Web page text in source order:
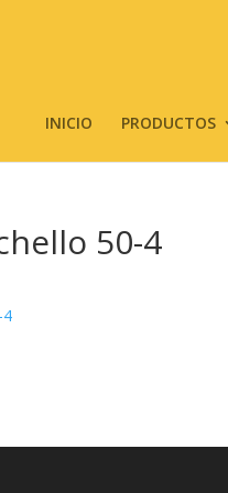
INICIO PRODUCTOS
50-4
4